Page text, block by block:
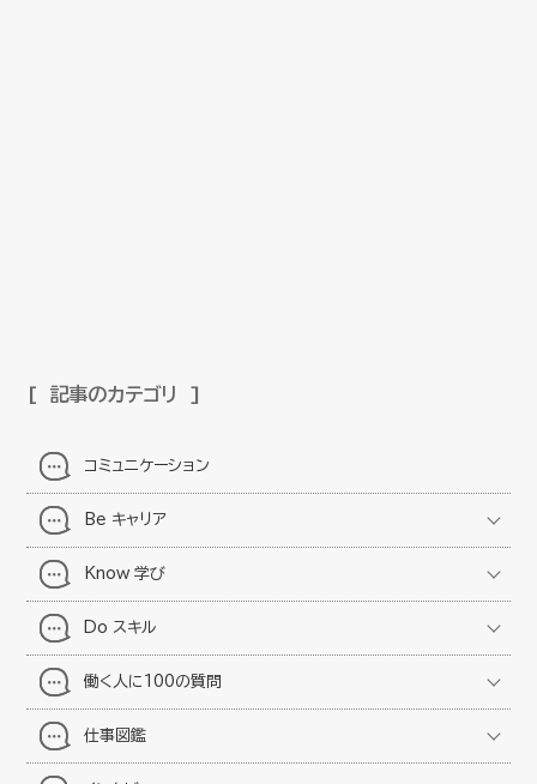
記事のカテゴリ
コミュニケーション
Be キャリア
Know 学び
Do スキル
働く人に100の質問
仕事図鑑